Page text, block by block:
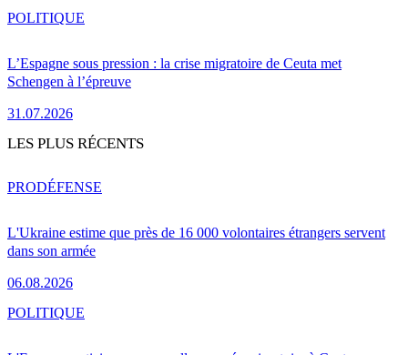
L’Espagne sous pression : la crise migratoire de Ceuta met
Schengen à l’épreuve
31.07.2026
POLITIQUE
LES PLUS RÉCENTS
L'Ukraine estime que près de 16 000 volontaires étrangers servent
dans son armée
06.08.2026
PRODÉFENSE
POLITIQUE